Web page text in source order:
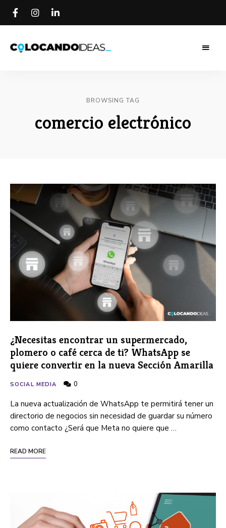
BROWSING TAG
comercio electrónico
¿Necesitas encontrar un supermercado,
plomero o café cerca de ti? WhatsApp se
quiere convertir en la nueva Sección Amarilla
SOCIAL MEDIA 0
La nueva actualización de WhatsApp te permitirá tener un
directorio de negocios sin necesidad de guardar su número
como contacto ¿Será que Meta no quiere que …
READ MORE